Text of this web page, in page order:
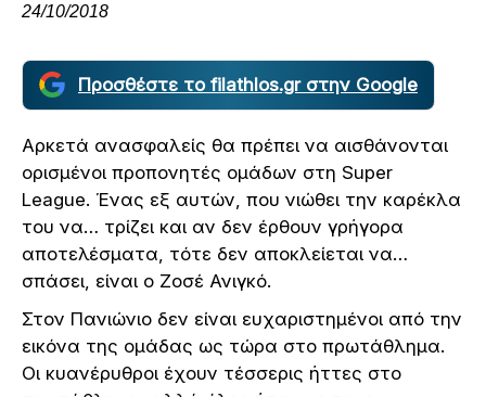
24/10/2018
Προσθέστε το filathlos.gr στην Google
Αρκετά ανασφαλείς θα πρέπει να αισθάνονται
ορισμένοι προπονητές ομάδων στη Super
League. Ένας εξ αυτών, που νιώθει την καρέκλα
του να… τρίζει και αν δεν έρθουν γρήγορα
αποτελέσματα, τότε δεν αποκλείεται να…
σπάσει, είναι o Ζοσέ Ανιγκό.
Στον Πανιώνιο δεν είναι ευχαριστημένοι από την
εικόνα της ομάδας ως τώρα στο πρωτάθλημα.
Οι κυανέρυθροι έχουν τέσσερις ήττες στο